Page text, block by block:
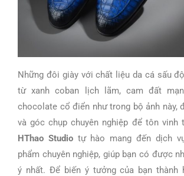
Những đôi giày với chất liệu da cá sấu
từ xanh coban lịch lãm, cam đất
chocolate cổ điển như trong bộ ảnh này,
và góc chụp chuyên nghiệp để tôn vinh
HThao Studiotự hào mang đến dịch
phẩm chuyên nghiệp, giúp bạn có được
ý nhất. Để biến ý tưởng của bạn thành